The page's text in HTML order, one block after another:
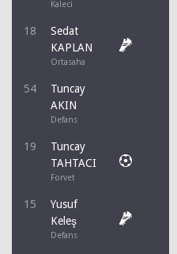
Kaleci
18
Sedat
KAPLAN
Ortasaha
54
Tuncay
AKIN
Defans
19
Tuncay
TAHTACI
Forvet
15
Yusuf
Keleş
Defans